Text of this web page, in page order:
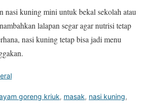
nasi kuning mini untuk bekal sekolah atau
lalapan segar agar nutrisi tetap
nasi kuning tetap bisa jadi menu
goreng kriuk, masak, nasi kuning,